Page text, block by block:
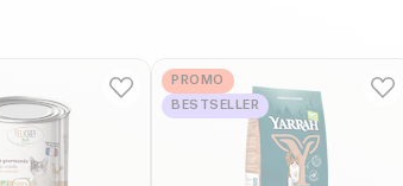
PROMO
BESTSELLER